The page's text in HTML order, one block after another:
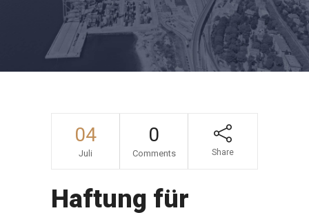
04
Juli
0
Comments Share
Haftung für